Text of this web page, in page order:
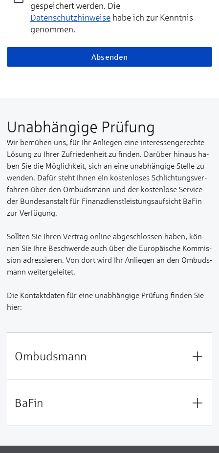
gespeichert werden. Die
Datenschutzhinweise habe ich zur Kenntnis
genommen.
Absenden
Unabhängige Prüfung
Wir be­mü­hen uns, für Ihr An­­lie­­gen ei­ne in­te­res­sen­­ge­rech­te
Lö­­sung zu Ih­rer Zu­­frie­den­­­heit zu fin­den. Da­rü­­ber hin­aus ha­
ben Sie die Mög­­lich­­­keit, sich an ei­ne un­­­ab­hän­­gi­ge Stel­­le zu
wen­­den. Da­für steht Ih­nen ein kos­ten­­­lo­ses Schlich­­tungs­­­ver­­
fah­ren über den Om­buds­­­mann und der kos­ten­­­lo­se Ser­­­vice
der Bun­des­­­an­stalt für Fi­nanz­­dienst­­leis­­tungs­­auf­­sicht BaFin
zur Ver­­fü­­gung.
Soll­ten Sie Ih­ren Ver­­trag on­line ab­­­ge­­schlos­sen ha­ben, kön­
nen Sie Ih­re Be­­schwer­de auch über die Eu­ro­­­pä­ische Kom­­mis­
sion adres­­sie­ren. Von dort wird Ihr An­­lie­gen an den Om­­buds­­
mann wei­ter­­ge­lei­tet.
Die Kon­takt­­­da­ten für ei­ne un­­ab­­­hän­gi­ge Prü­­fung fin­den Sie
hier:
Ombudsmann
BaFin